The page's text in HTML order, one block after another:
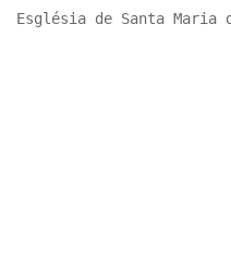
Església de Santa Maria